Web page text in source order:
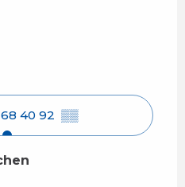
40 92 ▒▒